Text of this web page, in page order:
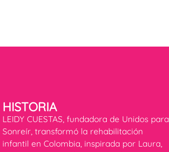
HISTORIA
LEIDY CUESTAS, fundadora de Unidos para
Sonreír, transformó la rehabilitación
infantil en Colombia, inspirada por Laura,